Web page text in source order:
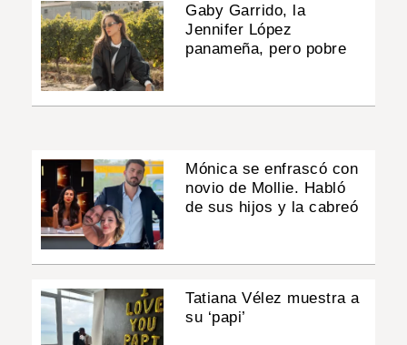
Gaby Garrido, la
Jennifer López
panameña, pero pobre
Mónica se enfrascó con
novio de Mollie. Habló
de sus hijos y la cabreó
Tatiana Vélez muestra a
su ‘papi’